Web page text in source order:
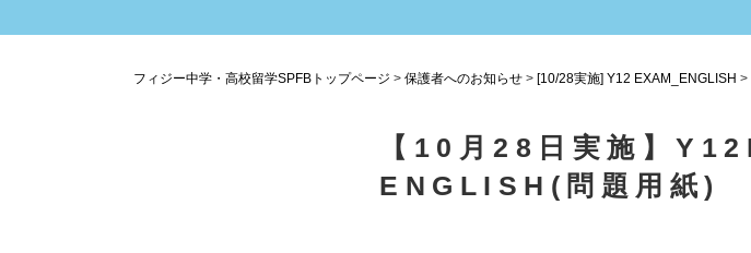
フィジー中学・高校留学SPFBトップページ > 保護者へのお知らせ > [10/28実施] Y12 EXAM_ENGLISH >
【10月28日実施】
ENGLISH(問題用紙)